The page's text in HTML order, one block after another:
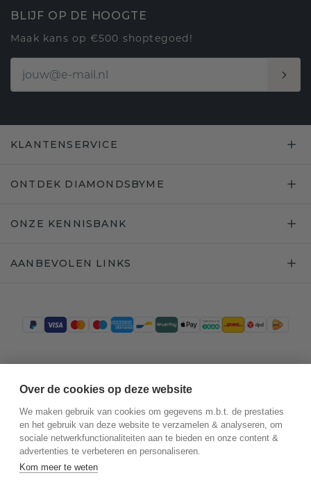
BLIJF OP DE HOOGTE
Maak kans op €500 shoptegoed!
KLANTENSERVICE
ONTDEK DIAMONDSBYME
ONZE KENNISBANK
AANBEVOLEN LINKS
Over de cookies op deze website
We maken gebruik van cookies om gegevens m.b.t. de prestaties
en het gebruik van deze website te verzamelen & analyseren, om
sociale netwerkfunctionaliteiten aan te bieden en onze content &
advertenties te verbeteren en personaliseren.
Kom meer te weten